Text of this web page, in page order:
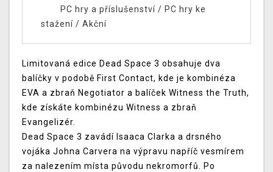
PC hry a příslušenství/ PC hry ke
stažení / Akční
Limitovaná edice Dead Space 3 obsahuje dva
balíčky v podobě First Contact, kde je kombinéza
EVA a zbraň Negotiator a balíček Witness the Truth,
kde získáte kombinézu Witness a zbraň
Evangelizér.
Dead Space 3 zavádí Isaaca Clarka a drsného
vojáka Johna Carvera na výpravu napříč vesmírem
za nalezením místa původu nekromorfů. Po